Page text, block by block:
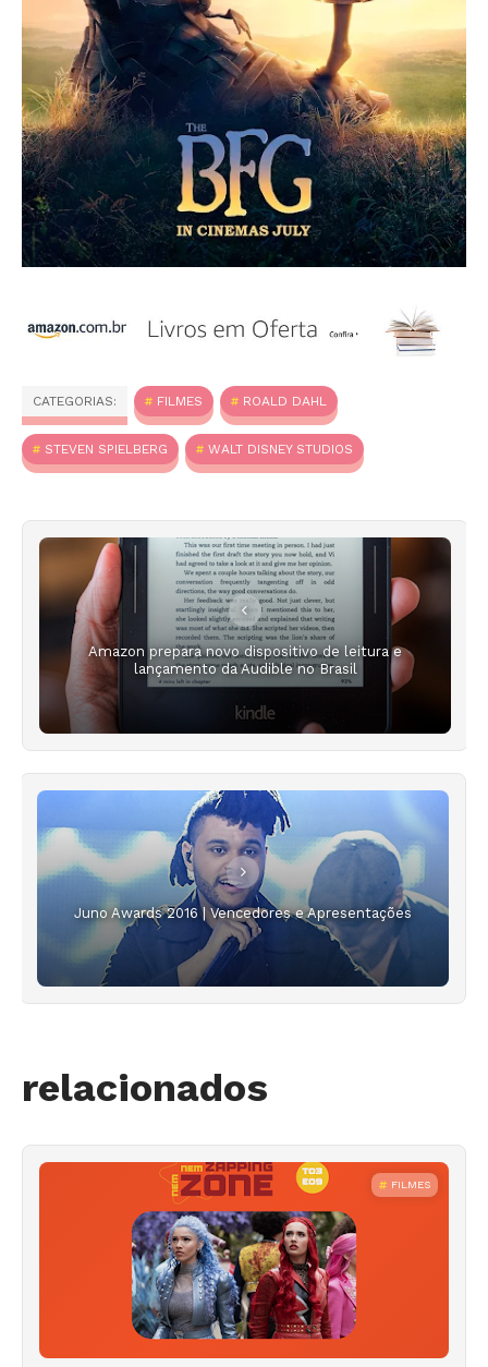
CATEGORIAS: FILMES ROALD DAHL
STEVEN SPIELBERG WALT DISNEY STUDIOS
Amazon prepara novo dispositivo de leitura e
lançamento da Audible no Brasil
Juno Awards 2016 | Vencedores e Apresentações
relacionados
FILMES